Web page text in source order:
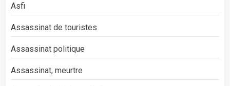
Asfi
Assassinat de touristes
Assassinat politique
Assassinat, meurtre